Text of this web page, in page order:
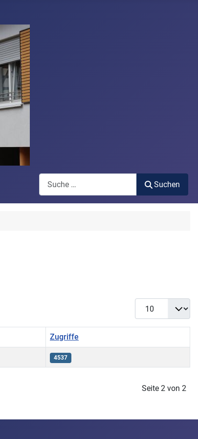
Suchen
Suchen
Anzeige #
Zugriffe
4537
Seite 2 von 2